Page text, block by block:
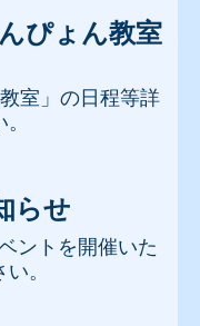
ぴょん教室
室」の日程等詳
らせ
ントを開催いた
。